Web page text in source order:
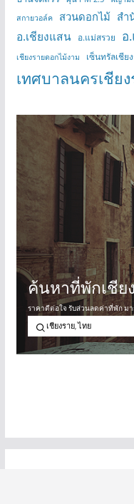
สกายวอล์ค สวนดอกไม้ สำ
อ.เชียงแสน อ.แม่สรวย อ
เชียงรายดอกไม้งาม เซ็นทรัลเชีย
เทศบาลนครเชียง